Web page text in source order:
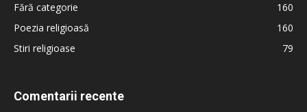
Fără categorie
160
Poezia religioasă
160
Stiri religioase
79
Comentarii recente